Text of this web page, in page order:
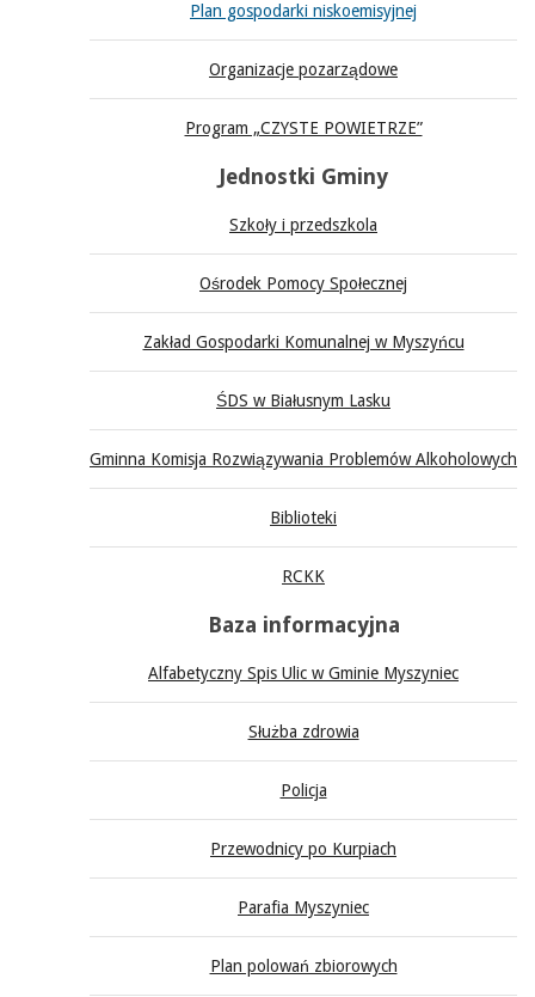
Plan gospodarki niskoemisyjnej
Organizacje pozarządowe
Program „CZYSTE POWIETRZE”
Jednostki Gminy
Szkoły i przedszkola
Ośrodek Pomocy Społecznej
Zakład Gospodarki Komunalnej w Myszyńcu
ŚDS w Białusnym Lasku
Gminna Komisja Rozwiązywania Problemów Alkoholowych
Biblioteki
RCKK
Baza informacyjna
Alfabetyczny Spis Ulic w Gminie Myszyniec
Służba zdrowia
Policja
Przewodnicy po Kurpiach
Parafia Myszyniec
Plan polowań zbiorowych